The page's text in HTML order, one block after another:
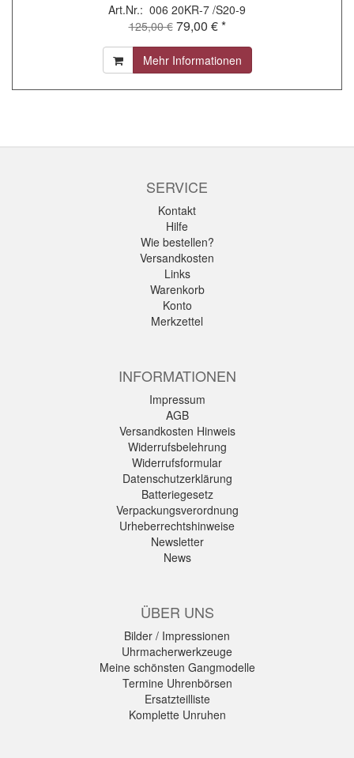
Art.Nr.: 006 20KR-7 /S20-9
125,00 € 79,00 € *
Mehr Informationen
SERVICE
Kontakt
Hilfe
Wie bestellen?
Versandkosten
Links
Warenkorb
Konto
Merkzettel
INFORMATIONEN
Impressum
AGB
Versandkosten Hinweis
Widerrufsbelehrung
Widerrufsformular
Datenschutzerklärung
Batteriegesetz
Verpackungsverordnung
Urheberrechtshinweise
Newsletter
News
ÜBER UNS
Bilder / Impressionen
Uhrmacherwerkzeuge
Meine schönsten Gangmodelle
Termine Uhrenbörsen
Ersatzteilliste
Komplette Unruhen